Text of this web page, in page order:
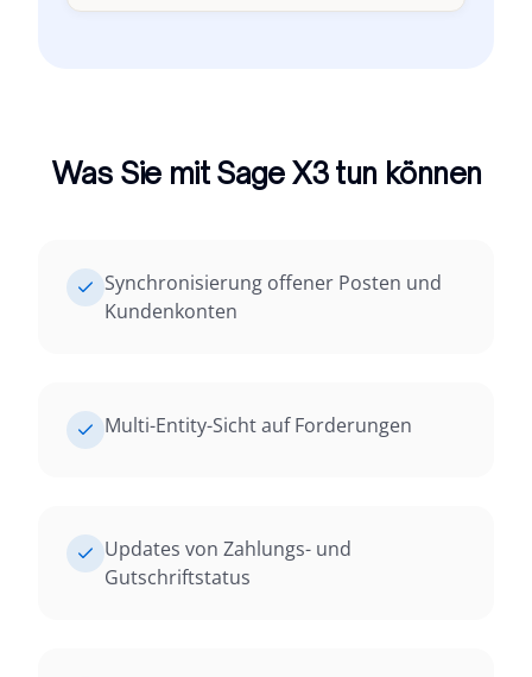
Was Sie mit Sage X3 tun können
Synchronisierung offener Posten und
Kundenkonten
Multi-Entity-Sicht auf Forderungen
Updates von Zahlungs- und
Gutschriftstatus